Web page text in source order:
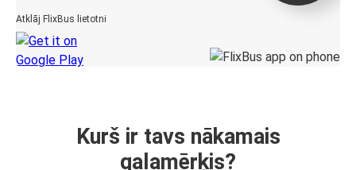
Atklāj FlixBus lietotni
Kurš ir tavs nākamais
galamērķis?